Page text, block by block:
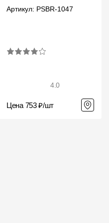
Артикул: PSBR-1047
4.0
Цена 753 ₽/шт